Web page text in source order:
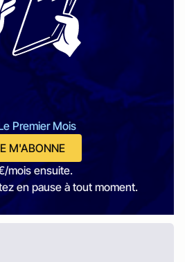
Premier Mois
M'ABONNE
mois ensuite.
en pause à tout moment.